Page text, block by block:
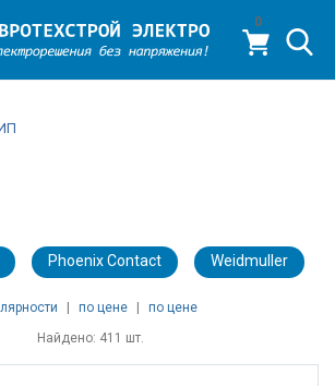
0
Phoenix Contact Weidmuller
по цене
по цене
Найдено: 411 шт.